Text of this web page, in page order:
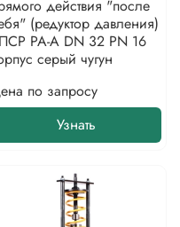
действия "после
(редуктор давления)
РА-А DN 32 PN 16
серый чугун
по запросу
Узнать